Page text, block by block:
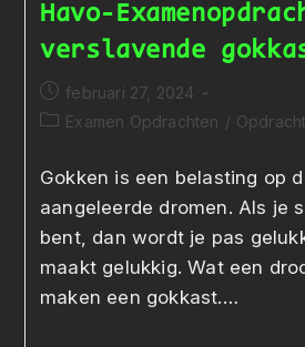
Havo-
verslavende
Bericht
gepubliceerd
februari 27, 2024
Berichtcategorie:
Examen Opdrachten /
Gokken is een belasting op
aangeleerde dromen. Als je
bent, dan wordt je pas
maakt gelukkig. Wat een
maken een gokkast.…